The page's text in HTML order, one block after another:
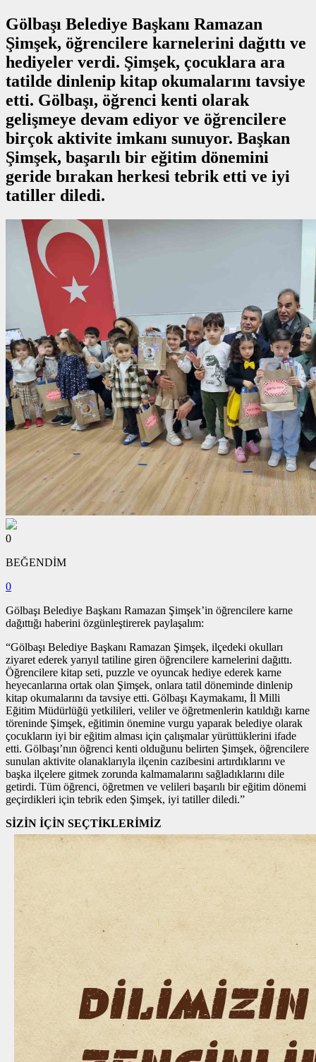
Gölbaşı Belediye Başkanı Ramazan
Şimşek, öğrencilere karnelerini dağıttı ve
hediyeler verdi. Şimşek, çocuklara ara
tatilde dinlenip kitap okumalarını tavsiye
etti. Gölbaşı, öğrenci kenti olarak
gelişmeye devam ediyor ve öğrencilere
birçok aktivite imkanı sunuyor. Başkan
Şimşek, başarılı bir eğitim dönemini
geride bırakan herkesi tebrik etti ve iyi
tatiller diledi.
0
BEĞENDİM
0
Gölbaşı Belediye Başkanı Ramazan Şimşek’in öğrencilere karne
dağıttığı haberini özgünleştirerek paylaşalım:
“Gölbaşı Belediye Başkanı Ramazan Şimşek, ilçedeki okulları
ziyaret ederek yarıyıl tatiline giren öğrencilere karnelerini dağıttı.
Öğrencilere kitap seti, puzzle ve oyuncak hediye ederek karne
heyecanlarına ortak olan Şimşek, onlara tatil döneminde dinlenip
kitap okumalarını da tavsiye etti. Gölbaşı Kaymakamı, İl Milli
Eğitim Müdürlüğü yetkilileri, veliler ve öğretmenlerin katıldığı karne
töreninde Şimşek, eğitimin önemine vurgu yaparak belediye olarak
çocukların iyi bir eğitim alması için çalışmalar yürüttüklerini ifade
etti. Gölbaşı’nın öğrenci kenti olduğunu belirten Şimşek, öğrencilere
sunulan aktivite olanaklarıyla ilçenin cazibesini artırdıklarını ve
başka ilçelere gitmek zorunda kalmamalarını sağladıklarını dile
getirdi. Tüm öğrenci, öğretmen ve velileri başarılı bir eğitim dönemi
geçirdikleri için tebrik eden Şimşek, iyi tatiller diledi.”
SİZİN İÇİN SEÇTİKLERİMİZ